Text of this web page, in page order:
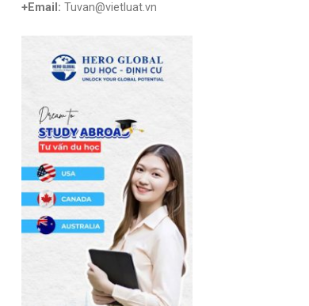
+Email: Tuvan@vietluat.vn